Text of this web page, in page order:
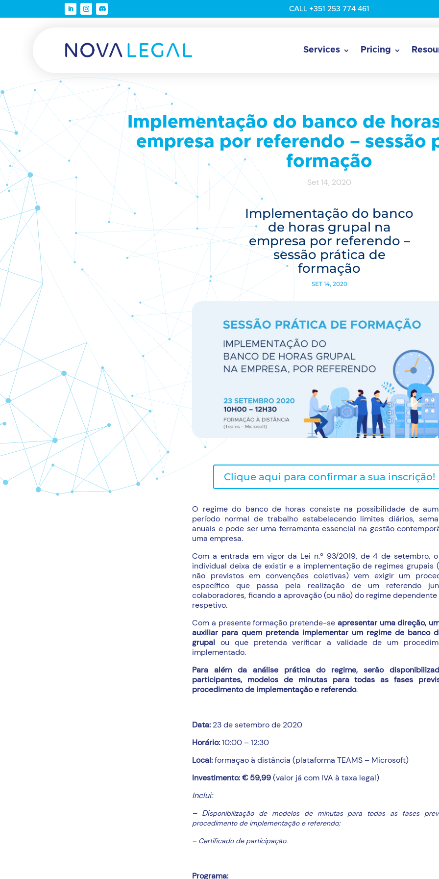
CALL +351 253 774 461
Services Pricing
Implementação do banco de
empresa por referendo – sessão
formação
Set 14, 2020
Implementação do banco
de horas grupal na
empresa por referendo –
sessão prática de
formação
SET 14, 2020
Clique aqui para confirmar a sua inscrição!
O regime do banco de horas consiste na possibilidade de
período normal de trabalho estabelecendo limites diários,
anuais e pode ser uma ferramenta essencial na gestão
uma empresa.
Com a entrada em vigor da Lei n.º 93/2019, de 4 de setembro,
individual deixa de existir e a implementação de regimes grupais
não previstos em convenções coletivas) vem exigir um
específico que passa pela realização de um referendo
colaboradores, ficando a aprovação (ou não) do regime
respetivo.
Com a presente formação pretende-se apresentar uma direção,
auxiliar para quem pretenda implementar um regime de banco
grupal ou que pretenda verificar a validade de um
implementado.
Para além da análise prática do regime, serão
participantes, modelos de minutas para todas as fases
procedimento de implementação e referendo.
Data: 23 de setembro de 2020
Horário:10:00 – 12:30
Local:formaçao à distância (plataforma TEAMS – Microsoft)
Investimento: € 59,99(valor já com IVA à taxa legal)
Inclui:
– Disponibilização de modelos de minutas para todas as fases
procedimento de implementação e referendo;
– Certificado de participação.
Programa: